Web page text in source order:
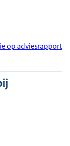
op adviesrapport